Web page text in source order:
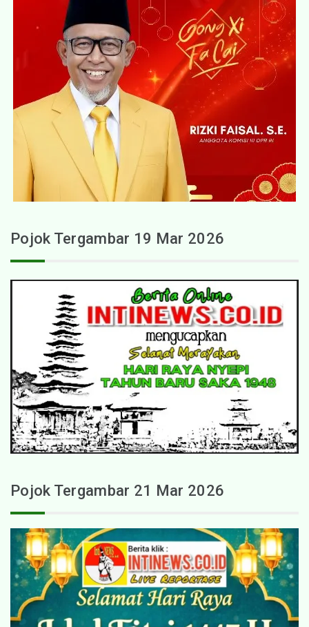
Pojok Tergambar 19 Mar 2026
Pojok Tergambar 21 Mar 2026